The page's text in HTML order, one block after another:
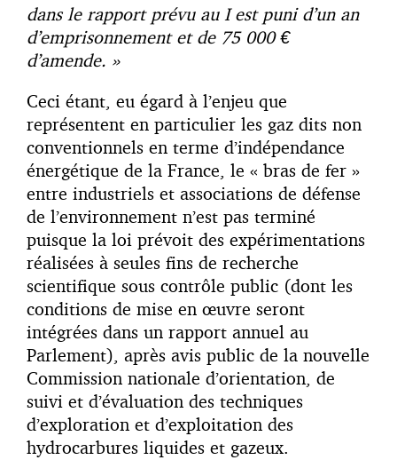
dans le rapport prévu au I est puni d’un an
d’emprisonnement et de 75 000 €
d’amende. »
Ceci étant, eu égard à l’enjeu que
représentent en particulier les gaz dits non
conventionnels en terme d’indépendance
énergétique de la France, le « bras de fer »
entre industriels et associations de défense
de l’environnement n’est pas terminé
puisque la loi prévoit des expérimentations
réalisées à seules fins de recherche
scientifique sous contrôle public (dont les
conditions de mise en œuvre seront
intégrées dans un rapport annuel au
Parlement), après avis public de la nouvelle
Commission nationale d’orientation, de
suivi et d’évaluation des techniques
d’exploration et d’exploitation des
hydrocarbures liquides et gazeux.